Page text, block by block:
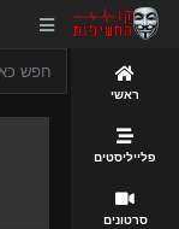
ראשי
פלייליסטים
סרטונים